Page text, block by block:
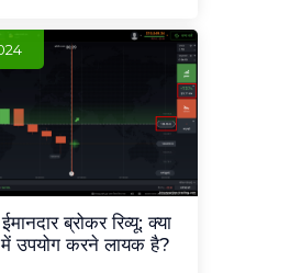
ब्रोकर रिव्यू: क्या
उपयोग करने लायक है?